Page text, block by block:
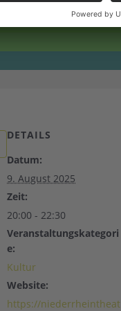
DETAILS
Datum:
9. August 2025
Zeit:
20:00 - 22:30
Veranstaltungskategori
e:
Kultur
Website:
https://niederrheintheat